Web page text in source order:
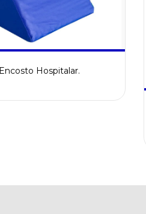
Encosto Hospitalar.